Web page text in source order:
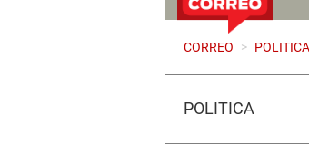
CORREO > POLITICA
POLÍTICA